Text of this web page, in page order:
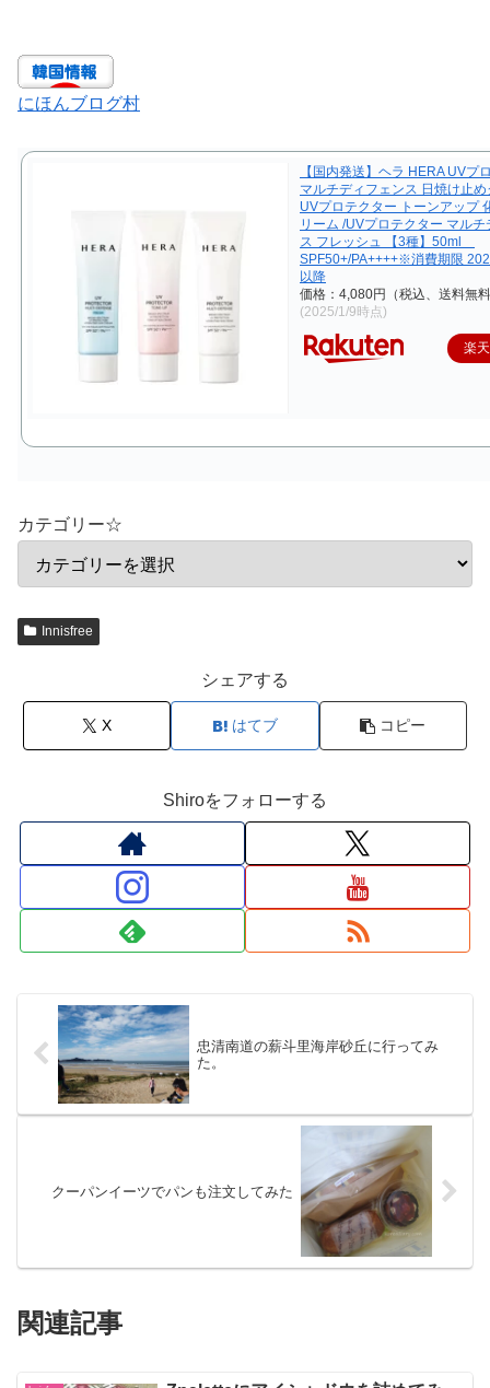
にほんブログ村
【国内発送】ヘラ HERA UVプ
マルチディフェンス 日焼け止め
UVプロテクター トーンアップ
リーム /UVプロテクター マルチ
ス フレッシュ 【3種】50ml
SPF50+/PA++++※消費期限
以降
価格：4,080円（税込、送料無
(2025/1/9時点)
楽
カテゴリー☆
Innisfree
シェアする
X はてブ コピー
Shiroをフォローする
忠清南道の薪斗里海岸砂丘に行ってみ
た。
クーパンイーツでパンも注文してみた
関連記事